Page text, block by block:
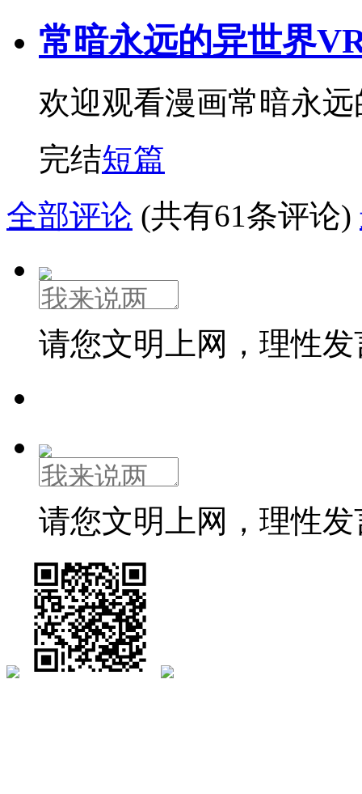
常暗永远的异世界
欢迎观看漫画常暗永
完结短篇
全部评论 (共有61条评论)
请您文明上网，理性
请您文明上网，理性